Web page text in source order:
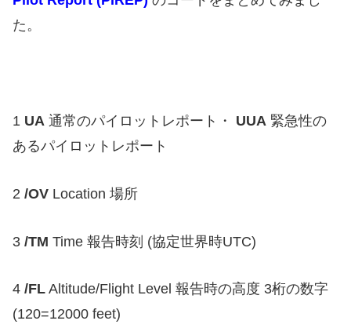
た。
1 UA 通常のパイロットレポート・ UUA 緊急性の
あるパイロットレポート
2 /OV Location 場所
3 /TM Time 報告時刻 (協定世界時UTC)
4 /FL Altitude/Flight Level 報告時の高度 3桁の数字
(120=12000 feet)